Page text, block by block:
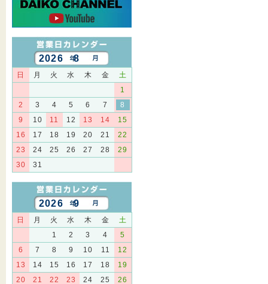
2026 8
日 月 火 水 木 金
土
1
2
3 4 5 6 7
8
9
10 11 12 13 14
15
16
17 18 19 20 21
22
23
24 25 26 27 28
29
30
31
2026 9
日 月 火 水 木 金
土
1
2 3 4
5
6
7 8 9 10 11
12
13
14 15 16 17 18
19
20
21 22 23 24 25 26